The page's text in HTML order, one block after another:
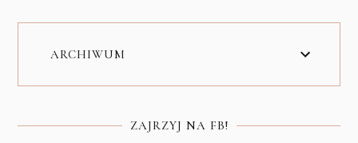
ARCHIWUM
ZAJRZYJ NA FB!